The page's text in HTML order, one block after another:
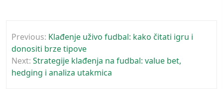
navigation
Previous: Klađenje uživo fudbal: kako čitati igru i
donositi brze tipove
Next: Strategije klađenja na fudbal: value bet,
hedging i analiza utakmica